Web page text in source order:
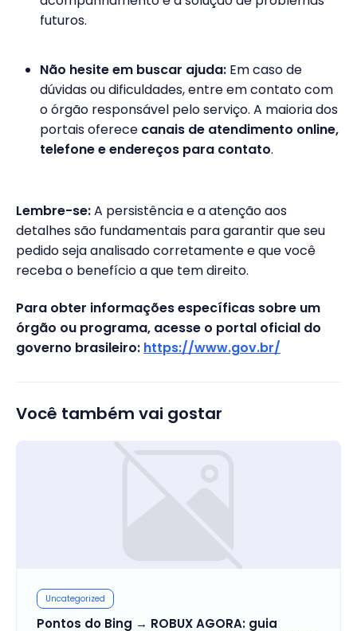
futuros.
Não hesite em buscar ajuda: Em caso de
dúvidas ou dificuldades, entre em contato com
o órgão responsável pelo serviço. A maioria dos
portais oferece canais de atendimento online,
telefone e endereços para contato.
Lembre-se:A persistência e a atenção aos
detalhes são fundamentais para garantir que seu
pedido seja analisado corretamente e que você
receba o benefício a que tem direito.
Para obter informações específicas sobre um
órgão ou programa, acesse o portal oficial do
governo brasileiro: https://www.gov.br/
Você também vai gostar
Uncategorized
Pontos do Bing → ROBUX AGORA: guia